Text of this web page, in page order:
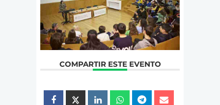
COMPARTIR ESTE EVENTO